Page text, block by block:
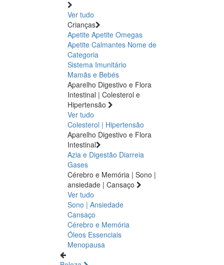
Ver tudo
Crianças
Apetite Apetite Omegas
Apetite Calmantes Nome de
Categoria
Sistema Imunitário
Mamãs e Bebés
Aparelho Digestivo e Flora
Intestinal | Colesterol e
Hipertensão
Ver tudo
Colesterol | Hipertensão
Aparelho Digestivo e Flora
Intestinal
Azia e Digestão Diarreia
Gases
Cérebro e Memória | Sono |
ansiedade | Cansaço
Ver tudo
Sono | Ansiedade
Cansaço
Cérebro e Memória
Óleos Essenciais
Menopausa